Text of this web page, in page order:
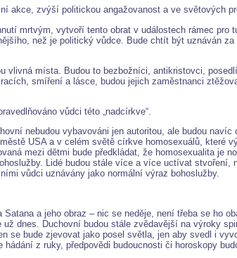
akce, zvýší politickou angažovanost a ve světových
mrtvým, vytvoří tento obrat v událostech rámec pro
než je politický vůdce. Bude chtít být uznáván
místa. Budou to bezbožníci, antikristovci,
smíření a lásce, budou jejich zaměstnanci
vůdci této „nadcírkve“.
nebudou vybavováni jen autoritou, ale budou
USA a v celém světě církve homosexuálů, které
mezi dětmi bude předkládat, že homosexualita je
Lidé budou stále více a více uctívat stvoření,
vůdci uznávány jako normální výraz bohoslužby.
a jeho obraz – nic se neděje, není třeba se ho
dnes. Duchovní budou stále zvědavější na výroky
bude zjevovat jako posel světla, jen aby svedl i
z ruky, předpovědi budoucnosti či horoskopy